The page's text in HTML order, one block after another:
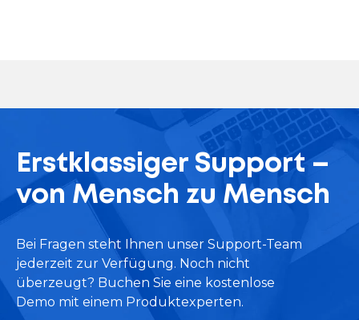
Erstklassiger Support –
von Mensch zu Mensch
Bei Fragen steht Ihnen unser Support-Team
jederzeit zur Verfügung. Noch nicht
überzeugt? Buchen Sie eine kostenlose
Demo mit einem Produktexperten.